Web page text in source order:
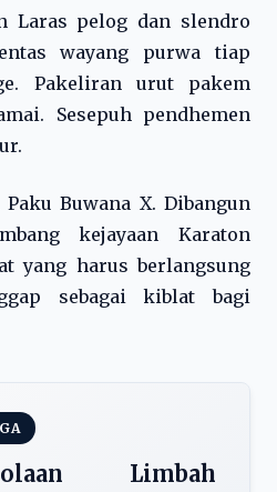
Laras pelog dan slendro
wayang purwa tiap
Pakeliran urut pakem
Sesepuh pendhemen
Buwana X. Dibangun
kejayaan Karaton
yang harus berlangsung
sebagai kiblat bagi
Limbah